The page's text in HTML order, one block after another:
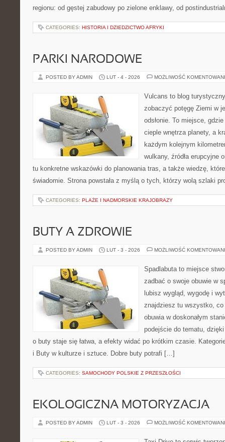
regionu: od gęstej zabudowy po zielone enklawy, od
CATEGORIES: HISTORIA I DZIEDZICTWO AFRYKI
PARKI NARODOWE
POSTED BY ADMIN LUT - 4 - 2026 MOŻLIWOŚĆ
Vulcans to blog
zobaczyć potęgę Ziemi w
odsłonie. To miejsce,
cieple wnętrza planety, a
każdym kolejnym
wulkany, źródła erupcyjne
tu konkretne wskazówki do planowania tras, a także wiedzę,
świadomie. Strona powstała z myślą o tych, którzy wolą szlaki
CATEGORIES: PLAŻE I NADMORSKIE KRAJOBRAZY
BUTY A ZDROWIE
POSTED BY ADMIN LUT - 3 - 2026 MOŻLIWOŚĆ
Spadlabuta to miejsce
zadbać o swoje obuwie w
lubisz wygląd, wygodę i
znajdziesz tu wszystko, co
obuwia w doskonałym
podejście do tematu,
o buty staje się łatwa, a efekty widać po krótkim czasie.
i Buty w kulturze i sztuce. Dobre buty potrafi […]
CATEGORIES: SAMOCHODY POLSKIE Z PRZESZŁOŚCI
EKOLOGICZNA MOTORYZACJA
POSTED BY ADMIN LUT - 3 - 2026 MOŻLIWOŚĆ